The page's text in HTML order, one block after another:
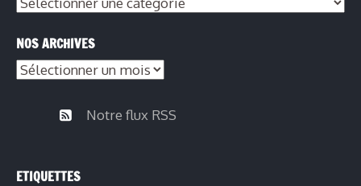
par
thèmes
NOS ARCHIVES
Nos
Notre flux RSS
ETIQUETTES